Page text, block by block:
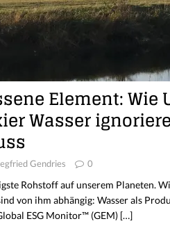
Element:
Wasser
Gendries 0
Rohstoff auf unserem Planeten.
von ihm abhängig: Wasser als
ESG Monitor™ (GEM) […]